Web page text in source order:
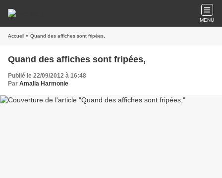
MENU
Accueil » Quand des affiches sont fripées,
Quand des affiches sont fripées,
Publié le 22/09/2012 à 16:48
Par Amalia Harmonie